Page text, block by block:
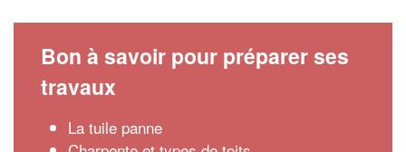
Bon à savoir pour préparer ses
travaux
La tuile panne